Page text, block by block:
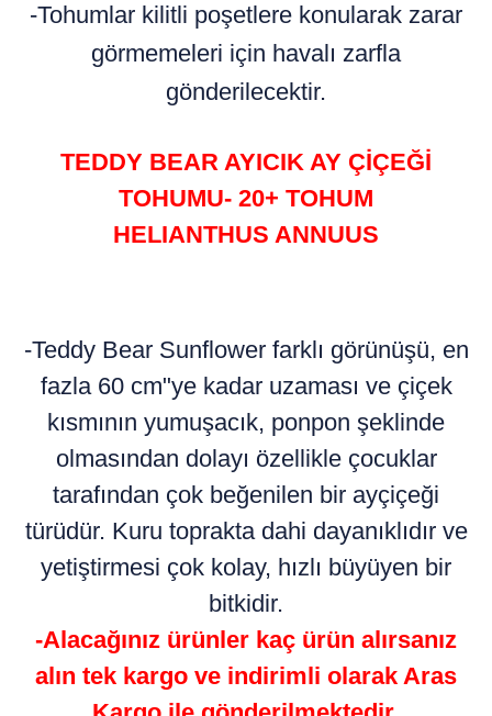
-Tohumlar kilitli poşetlere konularak zarar
görmemeleri için havalı zarfla
gönderilecektir.
TEDDY BEAR AYICIK AY ÇİÇEĞİ
TOHUMU- 20+ TOHUM
HELIANTHUS ANNUUS
-Teddy Bear Sunflower farklı görünüşü, en
fazla 60 cm"ye kadar uzaması ve çiçek
kısmının yumuşacık, ponpon şeklinde
olmasından dolayı özellikle çocuklar
tarafından çok beğenilen bir ayçiçeği
türüdür. Kuru toprakta dahi dayanıklıdır ve
yetiştirmesi çok kolay, hızlı büyüyen bir
bitkidir.
-Alacağınız ürünler kaç ürün alırsanız
alın tek kargo ve indirimli olarak Aras